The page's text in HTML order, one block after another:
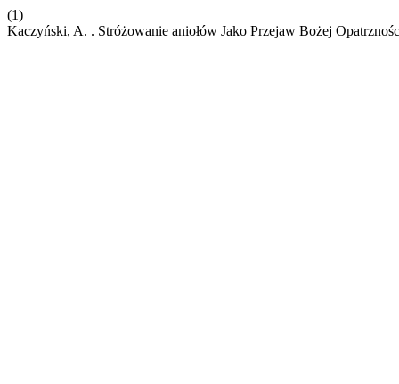
(1)
Kaczyński, A. . Stróżowanie aniołów Jako Przejaw Bożej